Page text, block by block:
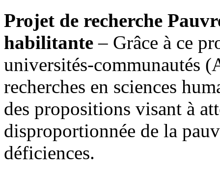
Projet de recherche
habilitante– Grâce à ce
universités-communautés
recherches en sciences
des propositions visant à
disproportionnée de la
déficiences.